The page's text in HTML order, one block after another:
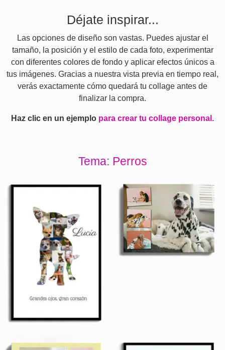
Déjate inspirar...
Las opciones de diseño son vastas. Puedes ajustar el
tamaño, la posición y el estilo de cada foto, experimentar
con diferentes colores de fondo y aplicar efectos únicos a
tus imágenes. Gracias a nuestra vista previa en tiempo real,
verás exactamente cómo quedará tu collage antes de
finalizar la compra.
Haz clic en un ejemplo para crear tu collage personal.
Tema: Perros